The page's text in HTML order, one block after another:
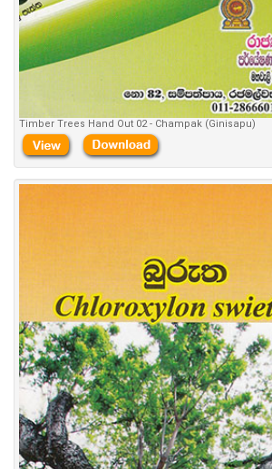
Timber Trees Hand Out 02 - Champak (Ginisapu)